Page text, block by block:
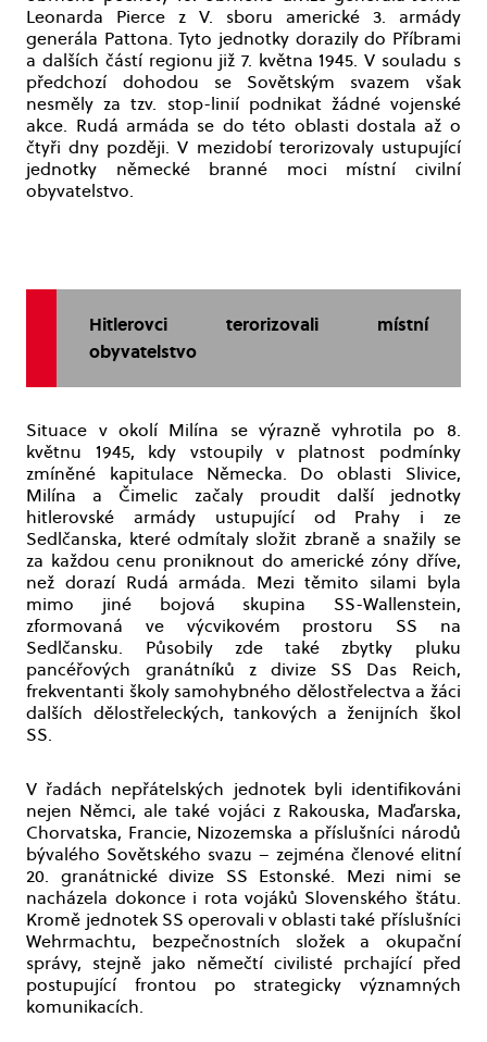
Leonarda Pierce z V. sboru americké 3. armády
generála Pattona. Tyto jednotky dorazily do Příbrami
a dalších částí regionu již 7. května 1945. V souladu s
předchozí dohodou se Sovětským svazem však
nesměly za tzv. stop-linií podnikat žádné vojenské
akce. Rudá armáda se do této oblasti dostala až o
čtyři dny později. V mezidobí terorizovaly ustupující
jednotky německé branné moci místní civilní
obyvatelstvo.
Hitlerovci terorizovali místní
obyvatelstvo
Situace v okolí Milína se výrazně vyhrotila po 8.
květnu 1945, kdy vstoupily v platnost podmínky
zmíněné kapitulace Německa. Do oblasti Slivice,
Milína a Čimelic začaly proudit další jednotky
hitlerovské armády ustupující od Prahy i ze
Sedlčanska, které odmítaly složit zbraně a snažily se
za každou cenu proniknout do americké zóny dříve,
než dorazí Rudá armáda. Mezi těmito silami byla
mimo jiné bojová skupina SS-Wallenstein,
zformovaná ve výcvikovém prostoru SS na
Sedlčansku. Působily zde také zbytky pluku
pancéřových granátníků z divize SS Das Reich,
frekventanti školy samohybného dělostřelectva a žáci
dalších dělostřeleckých, tankových a ženijních škol
SS.
V řadách nepřátelských jednotek byli identifikováni
nejen Němci, ale také vojáci z Rakouska, Maďarska,
Chorvatska, Francie, Nizozemska a příslušníci národů
bývalého Sovětského svazu – zejména členové elitní
20. granátnické divize SS Estonské. Mezi nimi se
nacházela dokonce i rota vojáků Slovenského štátu.
Kromě jednotek SS operovali v oblasti také příslušníci
Wehrmachtu, bezpečnostních složek a okupační
správy, stejně jako němečtí civilisté prchající před
postupující frontou po strategicky významných
komunikacích.